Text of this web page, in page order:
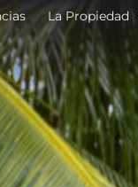
La Propiedad